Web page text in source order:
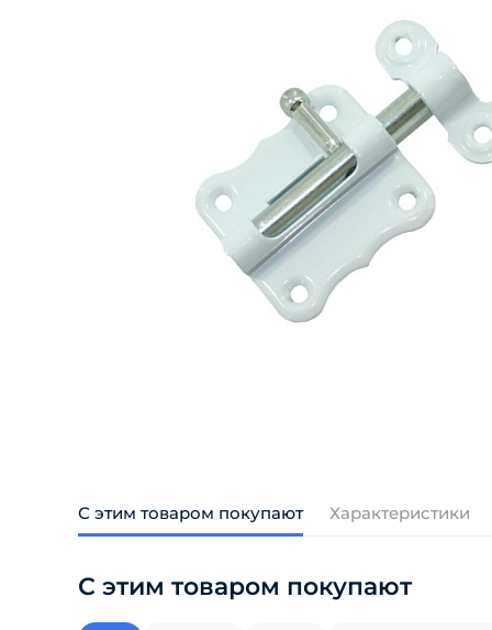
С этим товаром покупают Характеристики
С этим товаром покупают